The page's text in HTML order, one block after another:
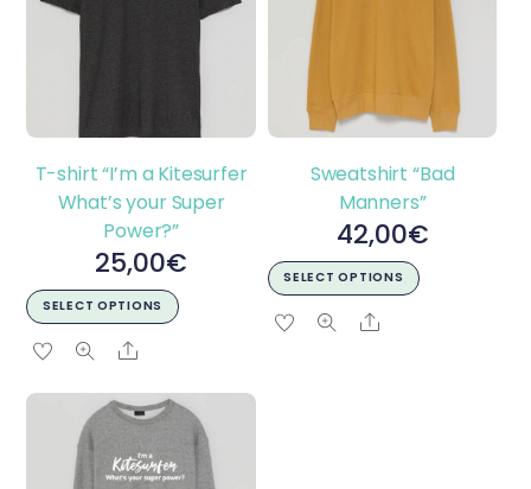
T-shirt “I’m a Kitesurfer
What’s your Super
Power?”
25,00€
SELECT OPTIONS
multiple
variants.
The
Share
Sweatshirt “Bad
Manners”
42,00€
SELECT OPTIONS
Share